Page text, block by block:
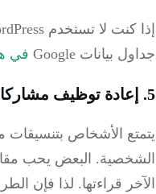
جداول بيانات Google
في
5. إعادة توظيف مشاركات المدونة كمقاطع فيديو
يتمتع الأشخاص بتنسيقات
الشخصية. البعض يحب
الآخر قراءتها. لذا فإن